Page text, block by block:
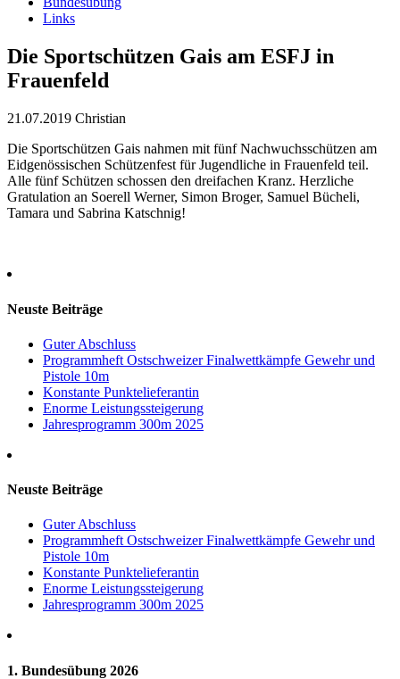
Links
Die Sportschützen Gais am ESFJ in
Frauenfeld
21.07.2019 Christian
Die Sportschützen Gais nahmen mit fünf Nachwuchsschützen am
Eidgenössischen Schützenfest für Jugendliche in Frauenfeld teil.
Alle fünf Schützen schossen den dreifachen Kranz. Herzliche
Gratulation an Soerell Werner, Simon Broger, Samuel Bücheli,
Tamara und Sabrina Katschnig!
Neuste Beiträge
Guter Abschluss
Programmheft Ostschweizer Finalwettkämpfe Gewehr und
Pistole 10m
Konstante Punktelieferantin
Enorme Leistungssteigerung
Jahresprogramm 300m 2025
Neuste Beiträge
Guter Abschluss
Programmheft Ostschweizer Finalwettkämpfe Gewehr und
Pistole 10m
Konstante Punktelieferantin
Enorme Leistungssteigerung
Jahresprogramm 300m 2025
1. Bundesübung 2026